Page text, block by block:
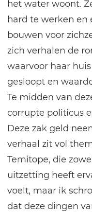
het water woont.
hard te werken en
bouwen voor
zich verhalen de
waarvoor haar
gesloopt en
Te midden van
corrupte politicus
Deze zak geld
verhaal zit vol
Temitope, die
uitzetting heeft
voelt, maar ik
dat deze dingen